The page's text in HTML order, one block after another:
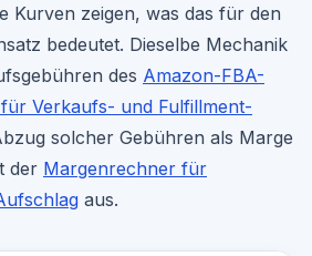
Kurven zeigen, was das für den
bedeutet. Dieselbe Mechanik
des Amazon-FBA-
Verkaufs- und Fulfillment-
solcher Gebühren als Marge
der Margenrechner für
aus.